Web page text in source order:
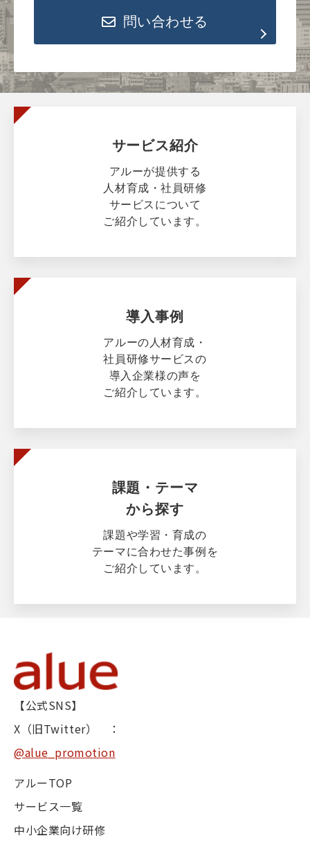
問い合わせる
サービス紹介
アルーが提供する
人材育成・社員研修
サービスについて
ご紹介しています。
導入事例
アルーの人材育成・
社員研修サービスの
導入企業様の声を
ご紹介しています。
課題・テーマ
から探す
課題や学習・育成の
テーマに合わせた事例を
ご紹介しています。
【公式SNS】
X（旧Twitter） ：
@alue_promotion
アルーTOP
サービス一覧
中小企業向け研修